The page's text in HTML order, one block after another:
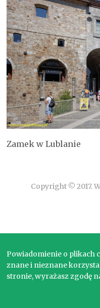
Zamek w Lublanie
Copyright © 2017.
Powiadomienie o plikach
znane i nieznane
stronie, wyrażasz zgodę